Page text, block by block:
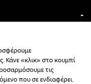
Κάνε «κλικ» στο κουμπί
τις
που σε ενδιαφέρει.